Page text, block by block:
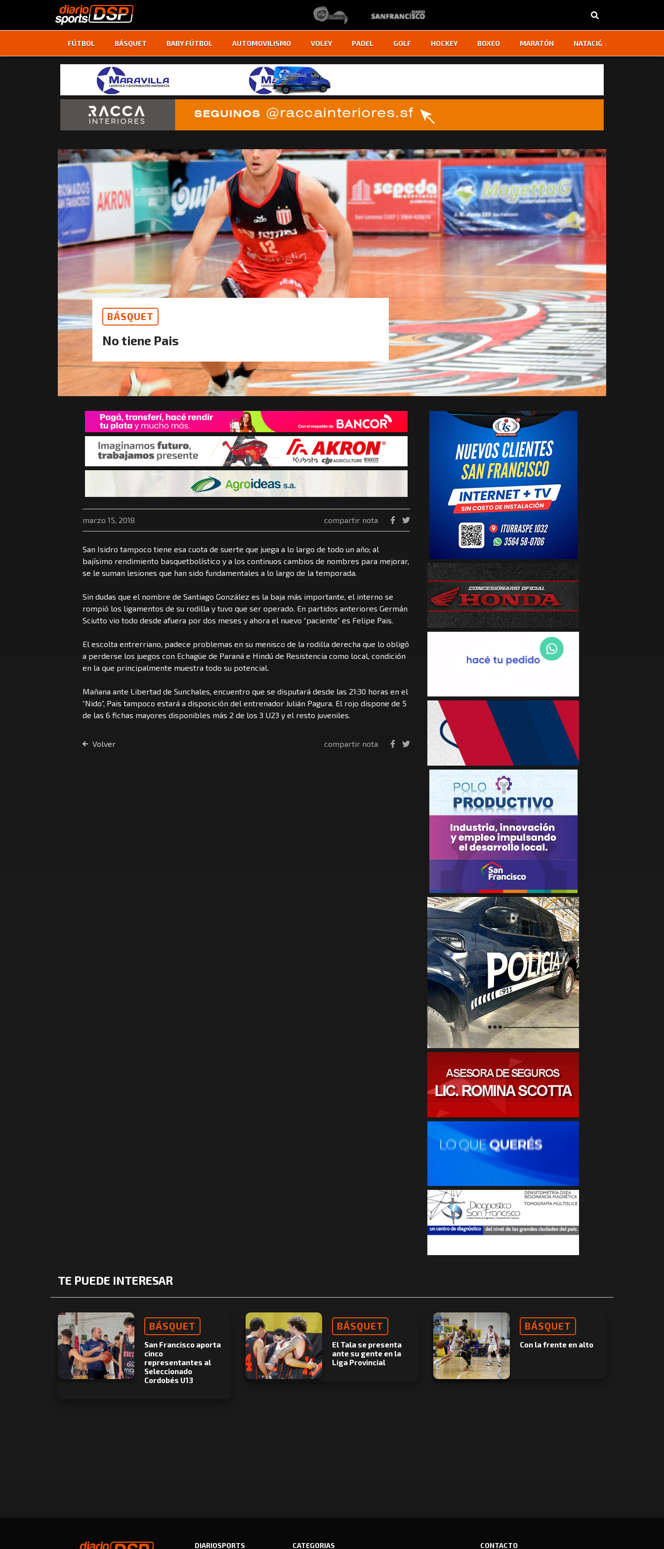
FÚTBOL BÁSQUET BABY FÚTBOL AUTOMOVILISMO VOLEY PADEL GOLF HOCKEY BOXEO MARATÓN NATACIÓN
‹ ›
BÁSQUET
No tiene Pais
marzo 15, 2018 compartir nota
San Isidro tampoco tiene esa cuota de suerte que juega a lo largo de todo un año; al
bajísimo rendimiento basquetbolístico y a los continuos cambios de nombres para mejorar,
se le suman lesiones que han sido fundamentales a lo largo de la temporada.
Sin dudas que el nombre de Santiago González es la baja más importante, el interno se
rompió los ligamentos de su rodilla y tuvo que ser operado. En partidos anteriores Germán
Sciutto vio todo desde afuera por dos meses y ahora el nuevo “paciente” es Felipe Pais.
El escolta entrerriano, padece problemas en su menisco de la rodilla derecha que lo obligó
a perderse los juegos con Echagüe de Paraná e Hindú de Resistencia como local, condición
en la que principalmente muestra todo su potencial.
Mañana ante Libertad de Sunchales, encuentro que se disputará desde las 21:30 horas en el
“Nido”, Pais tampoco estará a disposición del entrenador Julián Pagura. El rojo dispone de 5
de las 6 fichas mayores disponibles más 2 de los 3 U23 y el resto juveniles.
Volver compartir nota
TE PUEDE INTERESAR
BÁSQUET
San Francisco aporta
cinco
representantes al
Seleccionado
Cordobés U13
BÁSQUET
El Tala se presenta
ante su gente en la
Liga Provincial
BÁSQUET
Con la frente en alto
DIARIOSPORTS CATEGORIAS CONTACTO